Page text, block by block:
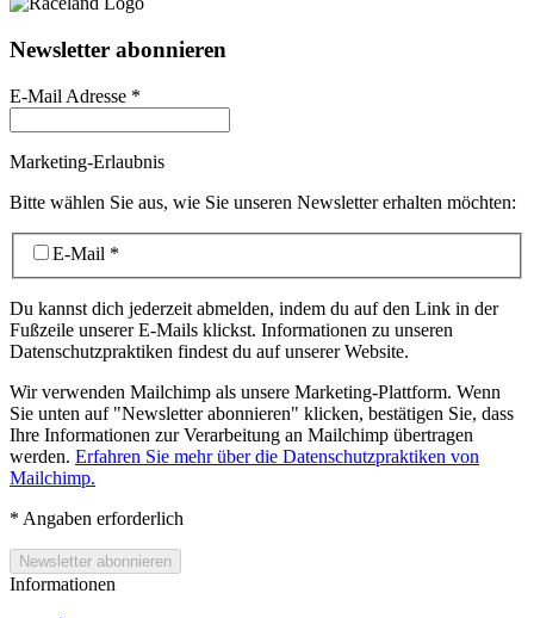
Newsletter abonnieren
E-Mail Adresse *
Marketing-Erlaubnis
Bitte wählen Sie aus, wie Sie unseren Newsletter erhalten möchten:
E-Mail *
Du kannst dich jederzeit abmelden, indem du auf den Link in der
Fußzeile unserer E-Mails klickst. Informationen zu unseren
Datenschutzpraktiken findest du auf unserer Website.
Wir verwenden Mailchimp als unsere Marketing-Plattform. Wenn
Sie unten auf "Newsletter abonnieren" klicken, bestätigen Sie, dass
Ihre Informationen zur Verarbeitung an Mailchimp übertragen
werden. Erfahren Sie mehr über die Datenschutzpraktiken von
Mailchimp.
* Angaben erforderlich
Informationen